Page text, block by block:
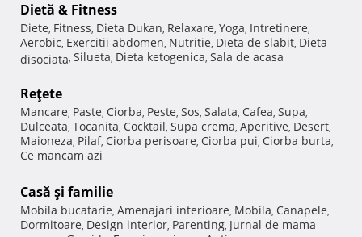
Dietă & Fitness
Diete, Fitness, Dieta Dukan, Relaxare, Yoga, Intretinere,
Aerobic, Exercitii abdomen, Nutritie, Dieta de slabit, Dieta
disociata, Silueta, Dieta ketogenica, Sala de acasa
Reţete
Mancare, Paste, Ciorba, Peste, Sos, Salata, Cafea, Supa,
Dulceata, Tocanita, Cocktail, Supa crema, Aperitive, Desert,
Maioneza, Pilaf, Ciorba perisoare, Ciorba pui, Ciorba burta,
Ce mancam azi
Casă şi familie
Mobila bucatarie, Amenajari interioare, Mobila, Canapele,
Dormitoare, Design interior, Parenting, Jurnal de mama